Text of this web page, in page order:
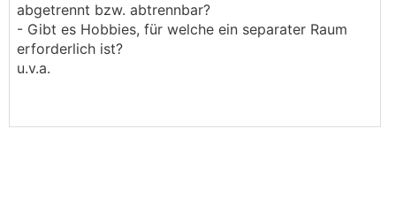
abgetrennt bzw. abtrennbar?
- Gibt es Hobbies, für welche ein separater Raum
erforderlich ist?
u.v.a.